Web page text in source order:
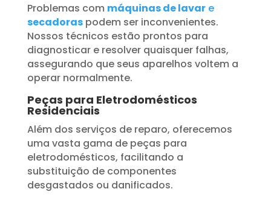
Problemas com máquinas de lavare
secadoraspodem ser inconvenientes.
Nossos técnicos estão prontos para
diagnosticar e resolver quaisquer falhas,
assegurando que seus aparelhos voltem a
operar normalmente.
Peças para Eletrodomésticos
Residenciais
Além dos serviços de reparo, oferecemos
uma vasta gama de peças para
eletrodomésticos, facilitando a
substituição de componentes
desgastados ou danificados.